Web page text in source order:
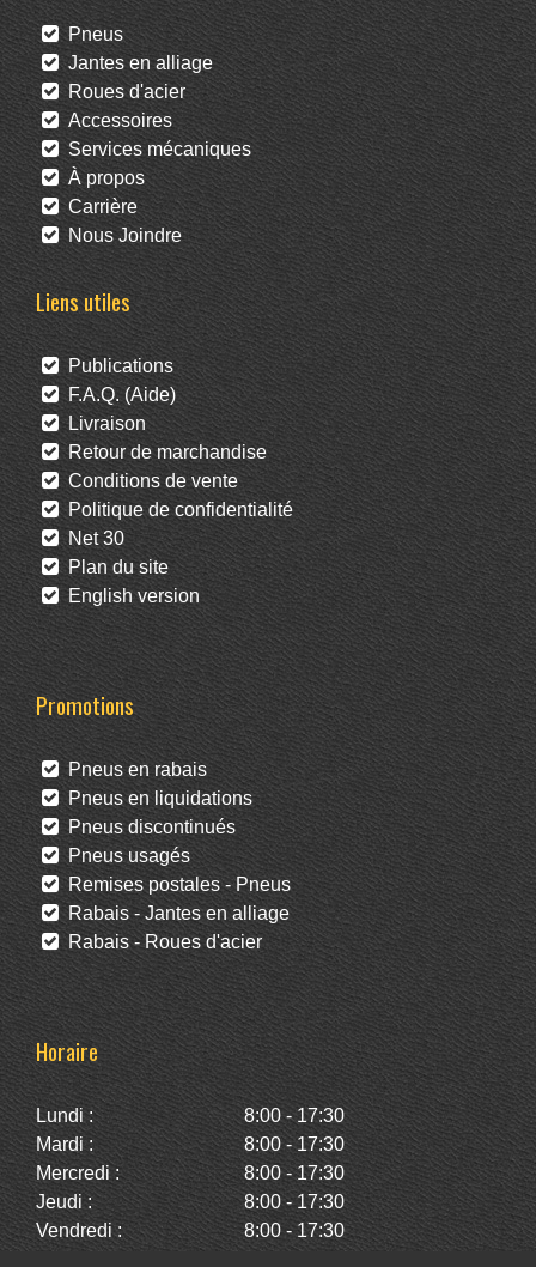
Pneus
Jantes en alliage
Roues d'acier
Accessoires
Services mécaniques
À propos
Carrière
Nous Joindre
Liens utiles
Publications
F.A.Q. (Aide)
Livraison
Retour de marchandise
Conditions de vente
Politique de confidentialité
Net 30
Plan du site
English version
Promotions
Pneus en rabais
Pneus en liquidations
Pneus discontinués
Pneus usagés
Remises postales - Pneus
Rabais - Jantes en alliage
Rabais - Roues d'acier
Horaire
Lundi :
8:00 - 17:30
Mardi :
8:00 - 17:30
Mercredi :
8:00 - 17:30
Jeudi :
8:00 - 17:30
Vendredi :
8:00 - 17:30